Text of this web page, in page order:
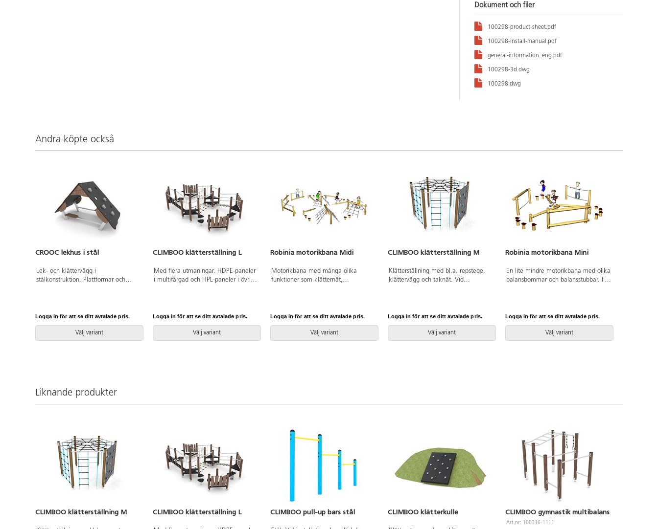
Dokument och filer
100298-product-sheet.pdf
100298-install-manual.pdf
general-information_eng.pdf
100298-3d.dwg
100298.dwg
Andra köpte också
CROOC lekhus i stål
Lek- och klättervägg i
stålkonstruktion. Plattformar och
finns att tillgå på begäran.
Leverantörens artikelnummer Crooc
0310 Inkluderar markförankring K1.
Logga in för att se ditt avtalade pris.
Välj variant
CLIMBOO klätterställning L
Med flera utmaningar. HDPE-paneler
i multifärgad och HPL-paneler i övriga
på begäran. Leverantörens
artikelnummer Climboo WD1461
Inkluderar markförankring K1.
Logga in för att se ditt avtalade pris.
Välj variant
Robinia motorikbana Midi
Motorikbana med många olika
funktioner som klätternät,
Logga in för att se ditt avtalade pris.
Välj variant
CLIMBOO klätterställning M
Klätterställning med bl.a. repstege,
klättervägg och taknät. Vid
Leverantörens artikelnummer
Climboo WD1420 Inkluderar
markförankring K1.
Logga in för att se ditt avtalade pris.
Välj variant
Robinia motorikbana Mini
En lite mindre motorikbana med olika
balansbommar och balansstubbar. För
Logga in för att se ditt avtalade pris.
Välj variant
Liknande produkter
CLIMBOO klätterställning M CLIMBOO klätterställning L CLIMBOO pull-up bars stål CLIMBOO klätterkulle CLIMBOO gymnastik multibalans
Art.nr: 100316-1111